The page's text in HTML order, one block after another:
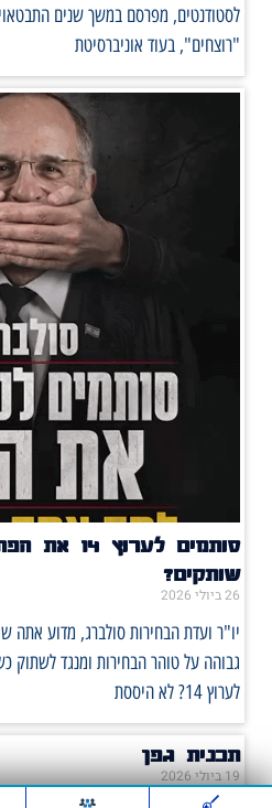
לסטודנטים, מפרסם במשך שנים
"רוצחים", בעוד אוניברסיטת
סותמים
שותקים?
26 ביולי 2026
יו"ר ועדת הבחירות סולברג, מדוע אתה
גבוהה על טוהר הבחירות ומנגד לשתוק
לערוץ 14? לא היססת
תכנית גפן
19 ביולי 2026